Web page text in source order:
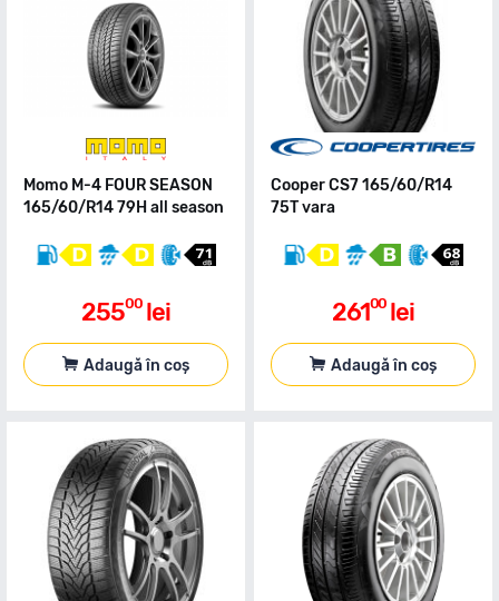
Momo M-4 FOUR SEASON
165/60/R14 79H all season
25500 lei
Adaugă în coș
Cooper CS7 165/60/R14
75T vara
26100 lei
Adaugă în coș